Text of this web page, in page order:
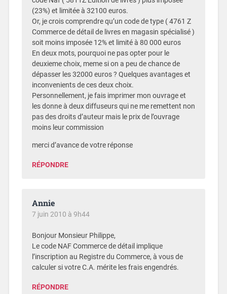
(23%) et limitée à 32100 euros.
Or, je crois comprendre qu’un code de type ( 4761 Z
Commerce de détail de livres en magasin spécialisé )
soit moins imposée 12% et limité à 80 000 euros
En deux mots, pourquoi ne pas opter pour le
deuxieme choix, meme si on a peu de chance de
dépasser les 32000 euros ? Quelques avantages et
inconvenients de ces deux choix.
Personnellement, je fais imprimer mon ouvrage et
les donne à deux diffuseurs qui ne me remettent non
pas des droits d’auteur mais le prix de l’ouvrage
moins leur commission
merci d’avance de votre réponse
RÉPONDRE
Annie
7 juin 2010 à 9h44
Bonjour Monsieur Philippe,
Le code NAF Commerce de détail implique
l’inscription au Registre du Commerce, à vous de
calculer si votre C.A. mérite les frais engendrés.
RÉPONDRE